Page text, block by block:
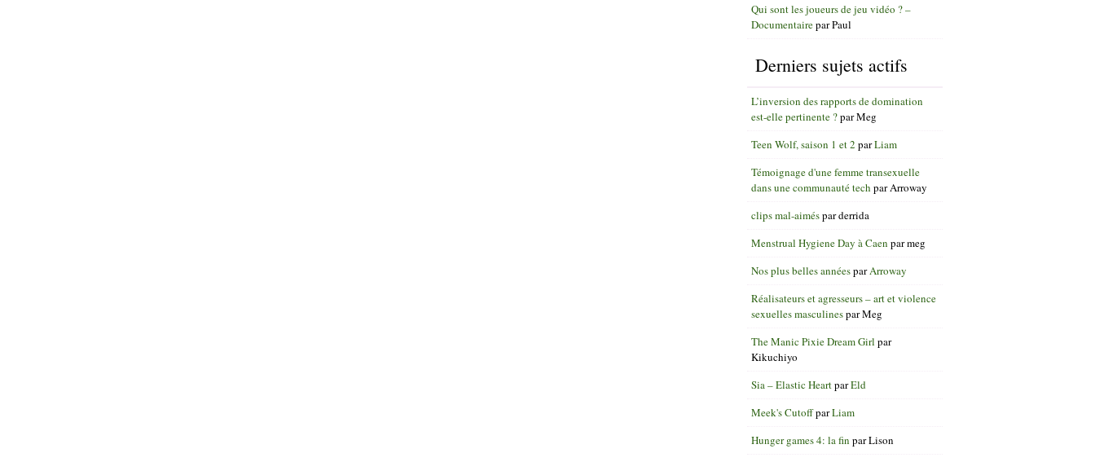
Qui sont les joueurs de jeu vidéo ? –
DocumentaireparPaul
Derniers sujets actifs
L’inversion des rapports de domination
est-elle pertinente ?parMeg
Teen Wolf, saison 1 et 2 parLiam
Témoignage d'une femme transexuelle
dans une communauté tech parArroway
clips mal-aimésparderrida
Menstrual Hygiene Day à Caen parmeg
Nos plus belles annéesparArroway
Réalisateurs et agresseurs – art et violence
sexuelles masculinesparMeg
The Manic Pixie Dream Girl par
Kikuchiyo
Sia – Elastic HeartparEld
Meek's CutoffparLiam
Hunger games 4: la fin parLison